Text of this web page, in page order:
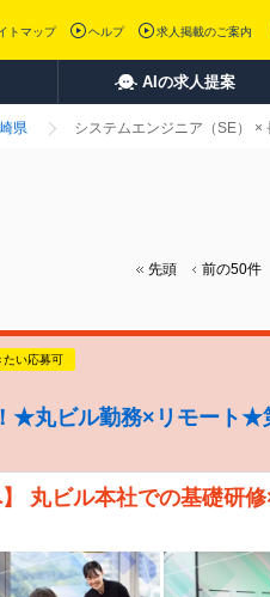
トマップ ヘルプ 求人掲載のご案内
AIの求人提案
県 システムエンジニア（SE）
先頭 前の50件
たい応募可
★丸ビル勤務×リモート★
丸ビル本社での基礎研